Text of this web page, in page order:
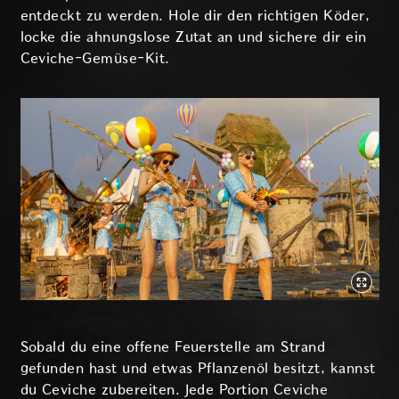
entdeckt zu werden. Hole dir den richtigen Köder,
locke die ahnungslose Zutat an und sichere dir ein
Ceviche-Gemüse-Kit.
Sobald du eine offene Feuerstelle am Strand
gefunden hast und etwas Pflanzenöl besitzt, kannst
du Ceviche zubereiten. Jede Portion Ceviche